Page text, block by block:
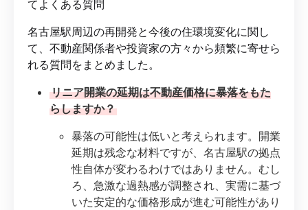
名古屋駅周辺の再開発と今後の住環境変化に関し
て、不動産関係者や投資家の方々から頻繁に寄せら
れる質問をまとめました。
リニア開業の延期は不動産価格に暴落をもた
らしますか？
暴落の可能性は低いと考えられます。開業
延期は残念な材料ですが、名古屋駅の拠点
性自体が変わるわけではありません。むし
ろ、急激な過熱感が調整され、実需に基づ
いた安定的な価格形成が進む可能性があり